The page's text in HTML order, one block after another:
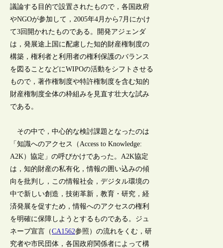
議論する目的で設置されたもので，各国政府
やNGOが参加して，2005年4月から7月にかけ
て3回開かれたものである。開発アジェンダ
は，発展途上国に配慮した知的財産権制度の
構築，権利者と利用者の権利保護のバランス
を図ることなどにWIPOの活動をシフトさせる
もので，著作権制度や特許権制度を含む知的
財産権制度全体の枠組みを見直す壮大な試み
である。
その中で，中心的な検討課題となったのは
「知識へのアクセス（Access to Knowledge:
A2K）協定」の呼びかけであった。A2K協定
は，知的財産の私有化，情報の囲い込みの傾
向を批判し，この情報社会，デジタル環境の
中で新しい創造，技術革新，教育・研究，経
済発展を促すため，情報へのアクセスの権利
を明確に保障しようとするものである。ジュ
ネーブ宣言（CA1562参照）の流れをくむ，研
究者や市民団体，各国政府関係者によって構